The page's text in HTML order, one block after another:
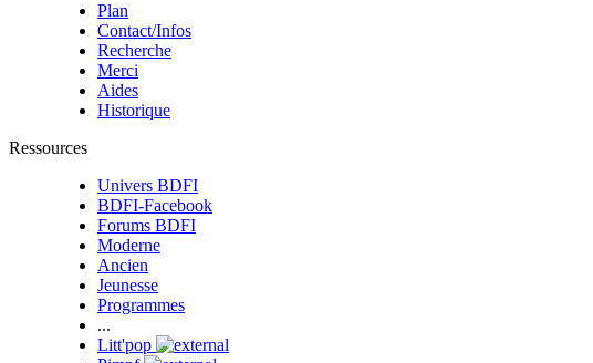
Plan
Contact/Infos
Recherche
Merci
Aides
Historique
Ressources
Univers BDFI
BDFI-Facebook
Forums BDFI
Moderne
Ancien
Jeunesse
Programmes
...
Litt'pop